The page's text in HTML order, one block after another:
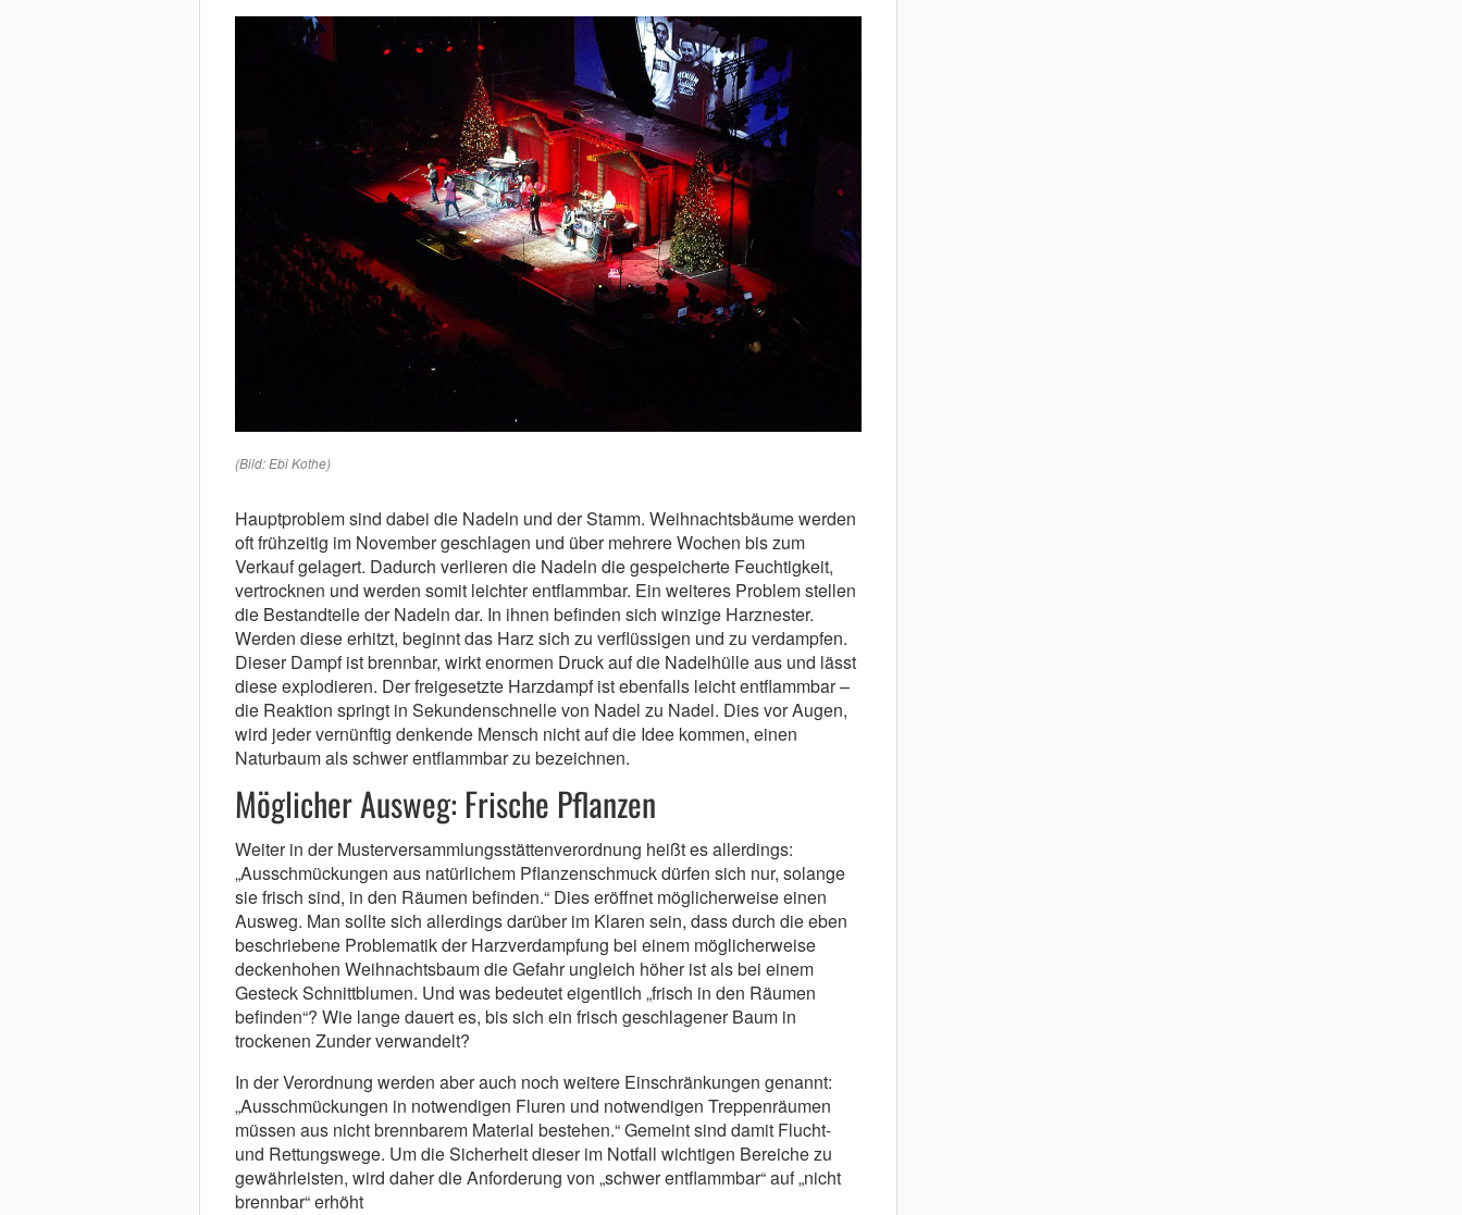
(Bild: Ebi Kothe)
Hauptproblem sind dabei die Nadeln und der Stamm. Weihnachtsbäume werden
oft frühzeitig im November geschlagen und über mehrere Wochen bis zum
Verkauf gelagert. Dadurch verlieren die Nadeln die gespeicherte Feuchtigkeit,
vertrocknen und werden somit leichter entflammbar. Ein weiteres Problem stellen
die Bestandteile der Nadeln dar. In ihnen befinden sich winzige Harznester.
Werden diese erhitzt, beginnt das Harz sich zu verflüssigen und zu verdampfen.
Dieser Dampf ist brennbar, wirkt enormen Druck auf die Nadelhülle aus und lässt
diese explodieren. Der freigesetzte Harzdampf ist ebenfalls leicht entflammbar –
die Reaktion springt in Sekundenschnelle von Nadel zu Nadel. Dies vor Augen,
wird jeder vernünftig denkende Mensch nicht auf die Idee kommen, einen
Naturbaum als schwer entflammbar zu bezeichnen.
Möglicher Ausweg: Frische Pflanzen
Weiter in der Musterversammlungsstättenverordnung heißt es allerdings:
„Ausschmückungen aus natürlichem Pflanzenschmuck dürfen sich nur, solange
sie frisch sind, in den Räumen befinden.“ Dies eröffnet möglicherweise einen
Ausweg. Man sollte sich allerdings darüber im Klaren sein, dass durch die eben
beschriebene Problematik der Harzverdampfung bei einem möglicherweise
deckenhohen Weihnachtsbaum die Gefahr ungleich höher ist als bei einem
Gesteck Schnittblumen. Und was bedeutet eigentlich „frisch in den Räumen
befinden“? Wie lange dauert es, bis sich ein frisch geschlagener Baum in
trockenen Zunder verwandelt?
In der Verordnung werden aber auch noch weitere Einschränkungen genannt:
„Ausschmückungen in notwendigen Fluren und notwendigen Treppenräumen
müssen aus nicht brennbarem Material bestehen.“ Gemeint sind damit Flucht-
und Rettungswege. Um die Sicherheit dieser im Notfall wichtigen Bereiche zu
gewährleisten, wird daher die Anforderung von „schwer entflammbar“ auf „nicht
brennbar“ erhöht